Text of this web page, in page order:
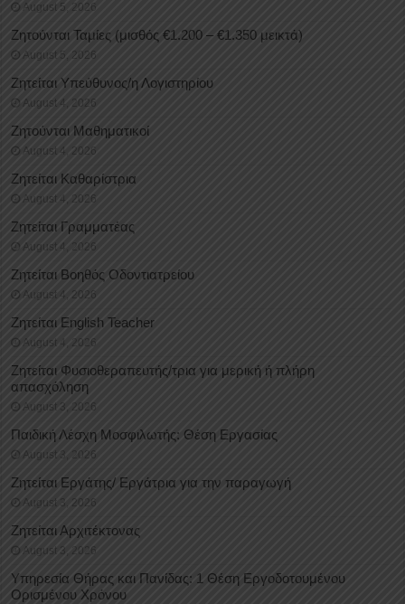
August 5, 2026
Ζητούνται Ταμίες (μισθός €1.200 – €1.350 μεικτά)
August 5, 2026
Ζητείται Υπεύθυνος/η Λογιστηρίου
August 4, 2026
Ζητούνται Μαθηματικοί
August 4, 2026
Ζητείται Καθαρίστρια
August 4, 2026
Ζητείται Γραμματέας
August 4, 2026
Ζητείται Βοηθός Οδοντιατρείου
August 4, 2026
Ζητείται English Teacher
August 4, 2026
Ζητείται Φυσιοθεραπευτής/τρια για μερική ή πλήρη
απασχόληση
August 3, 2026
Παιδική Λέσχη Μοσφιλωτής: Θέση Εργασίας
August 3, 2026
Ζητείται Εργάτης/ Εργάτρια για την παραγωγή
August 3, 2026
Ζητείται Αρχιτέκτονας
August 3, 2026
Υπηρεσία Θήρας και Πανίδας: 1 Θέση Eργοδοτουμένου
Oρισμένου Xρόνου